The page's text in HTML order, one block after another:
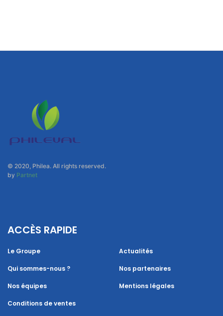
© 2020, Philea. All rights reserved.
by Partnet
ACCÈS RAPIDE
Le Groupe
Qui sommes-nous ?
Nos équipes
Conditions de ventes
Actualités
Nos partenaires
Mentions légales